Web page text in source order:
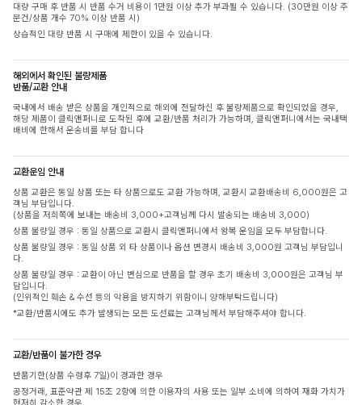
대량 구매 후 반품 시 반품 수거 비용이 1만원 이상 추가 부과될 수 있습니다. (30만원 이상 주
문건/상품 개수 70% 이상 반품 시)
상습적인 대량 반품 시 구매에 제한이 있을 수 있습니다.
해외에서 확인된 불량제품
반품/교환 안내
국내에서 배송 받은 상품을 개인적으로 해외에 전달하신 후 불량제품으로 확인되었을 경우,
해당 제품이 클릭앤퍼니로 도착된 후에 교환/반품 처리가 가능하며, 클릭앤퍼니에서는 국내택
배비에 한해서 운송비를 부담 합니다
교환운임 안내
상품 교환은 동일 상품 또는 타 상품으로도 교환 가능하며, 교환시 교환배송비 6,000원은 고
객님 부담입니다.
(상품을 저희쪽에 보내는 배송비 3,000+고객님께 다시 발송되는 배송비 3,000)
상품 불량일 경우 : 동일 상품으로 교환시 클릭앤퍼니에서 왕복 운임을 모두 부담합니다.
상품 불량일 경우 : 동일 상품 외 타 상품이나 옵션 변경시 배송비 3,000원 고객님 부담입니
다.
상품 불량일 경우 : 교환이 아닌 변심으로 반품을 할 경우 초기 배송비 3,000원은 고객님 부
담입니다.
(인위적인 훼손 & 수선 등의 악용을 방지하기 위함이니 양해부탁드립니다)
*교환/반품시에도 추가 발생되는 모든 도선료는 고객님께서 부담해주셔야 합니다.
교환/반품이 불가한 경우
반품기한(상품 수령후 7일)이 경과한 경우
공정거래, 표준약관 제 15조 2항에 의한 이용자의 사용 또는 일부 소비에 의하여 재화 가치가